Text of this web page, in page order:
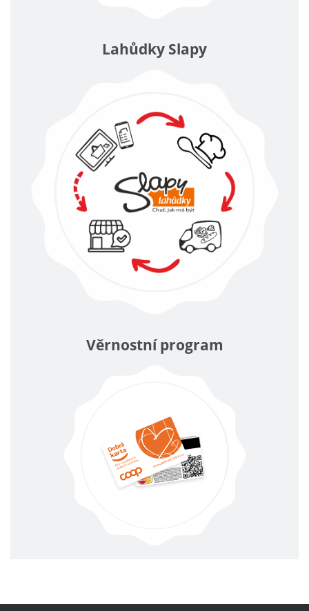
Lahůdky Slapy
Věrnostní program